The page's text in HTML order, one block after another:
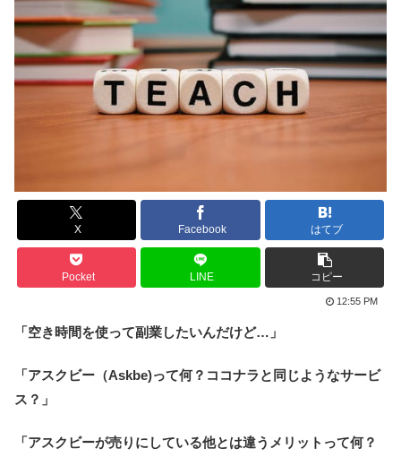
X Facebook はてブ
Pocket LINE コピー
12:55 PM
「空き時間を使って副業したいんだけど…」
「アスクビー（Askbe)って何？ココナラと同じようなサービ
ス？」
「アスクビーが売りにしている他とは違うメリットって何？